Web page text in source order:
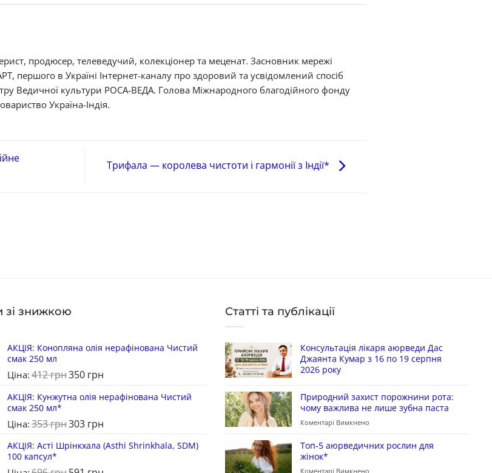
продюсер, телеведучий, колекціонер та меценат. Засновник мережі
першого в Україні Інтернет-каналу про здоровий та усвідомлений спосіб
Ведичної культури РОСА-ВЕДА. Голова Міжнародного благодійного фонду
Україна-Індія.
Трифала — королева чистоти і гармонії з Індії*
зі знижкою
АКЦІЯ: Конопляна олія нерафінована Чистий
смак 250 мл
Ціна: 412грн350 грн
АКЦІЯ: Кунжутна олія нерафінована Чистий
смак 250 мл*
Ціна: 353грн303 грн
АКЦІЯ: Асті Шрінкхала (Asthi Shrinkhala, SDM)
100 капсул*
Статті та публікації
Консультація лікаря аюрведи Дас
Джаянта Кумар з 16 по 19 серпня
2026 року
Природний захист порожнини рота:
чому важлива не лише зубна паста
Коментарі Вимкнено
Топ-5 аюрведичних рослин для
жінок*
Коментарі Вимкнено